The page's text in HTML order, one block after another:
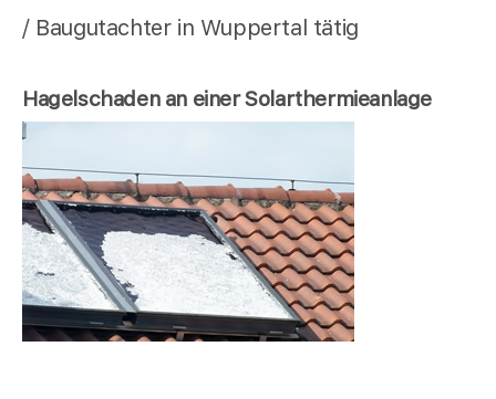
/ Baugutachter in Wuppertal tätig
Hagelschaden an einer Solarthermieanlage